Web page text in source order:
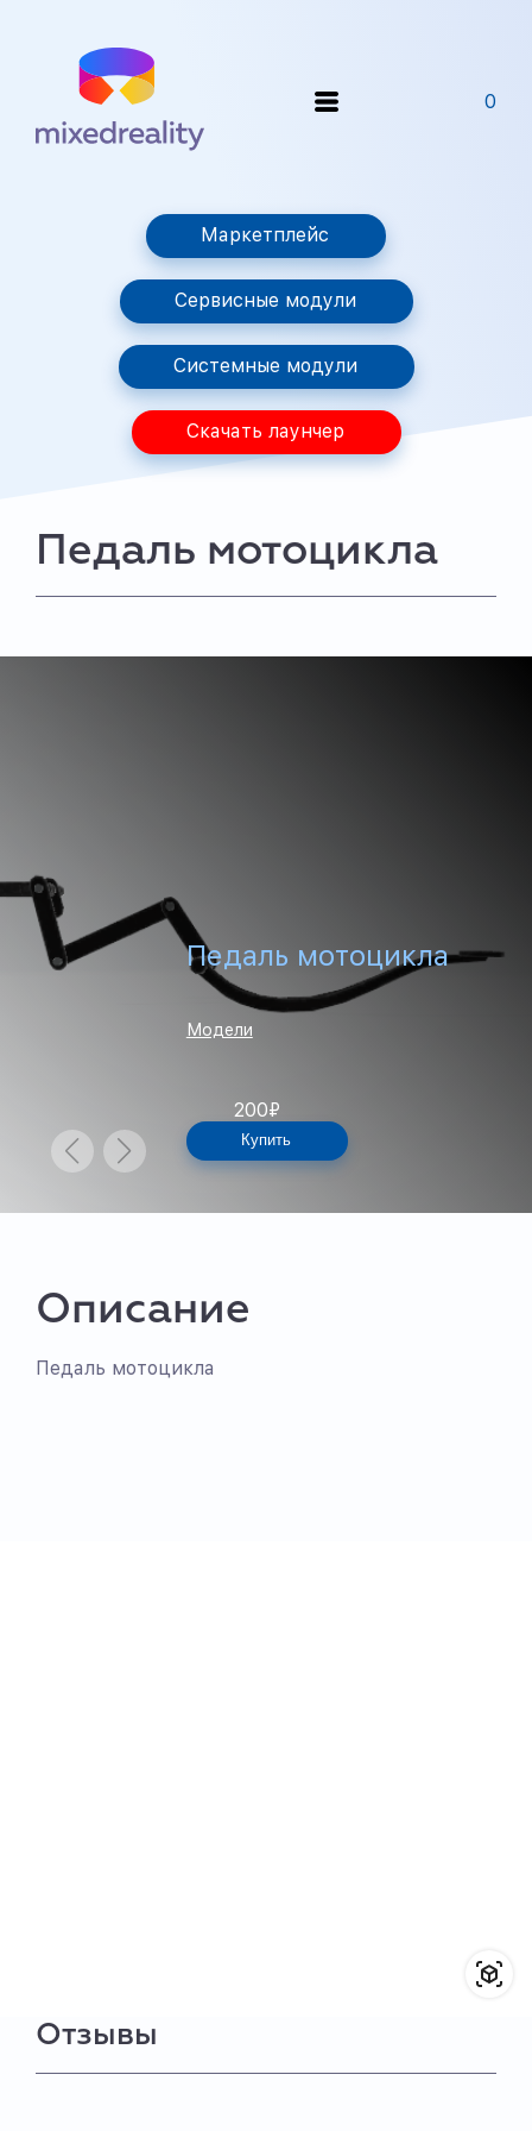
0
Маркетплейс
Сервисные модули
Системные модули
Скачать лаунчер
Педаль мотоцикла
Педаль мотоцикла
Модели
200₽
Купить
Описание
Педаль мотоцикла
Отзывы